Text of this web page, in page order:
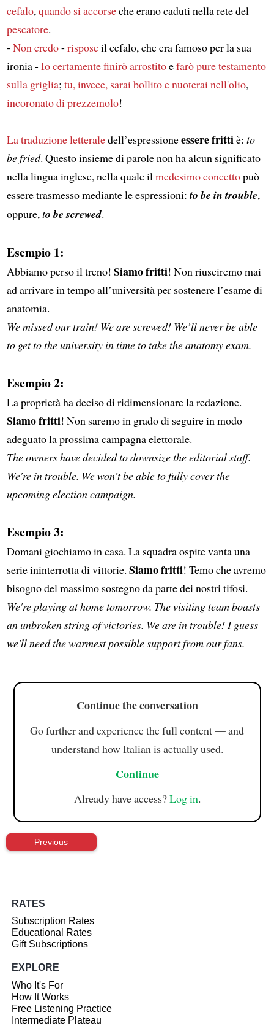
cefalo, quando si accorseche erano caduti nella rete del
pescatore.
- Non credo- risposeil cefalo, che era famoso per la sua
ironia - Io certamente finirò arrostitoefarò pure testamento
sulla griglia; tu, invece, sarai bollitoe nuoterai nell'olio,
incoronato di prezzemolo!
La traduzione letteraledell’espressioneessere frittiè: to
be fried. Questo insieme di parole non ha alcun significato
nella lingua inglese, nella quale il medesimo concettopuò
essere trasmesso mediante le espressioni:to be in trouble,
oppure, to be screwed.
Esempio 1:
Abbiamo perso il treno! Siamo fritti! Non riusciremo mai
ad arrivare in tempo all’università per sostenere l’esame di
anatomia.
We missed our train! We are screwed! We’ll never be able
to get to the university in time to take the anatomy exam.
Esempio 2:
La proprietà ha deciso di ridimensionare la redazione.
Siamo fritti! Non saremo in grado di seguire in modo
adeguato la prossima campagna elettorale.
The owners have decided to downsize the editorial staff.
We're in trouble. We won’t be able to fully cover the
upcoming election campaign.
Esempio 3:
Domani giochiamo in casa. La squadra ospite vanta una
serie ininterrotta di vittorie. Siamo fritti! Temo che avremo
bisogno del massimo sostegno da parte dei nostri tifosi.
We're playing at home tomorrow. The visiting team boasts
an unbroken string of victories. We are in trouble! I guess
we'll need the warmest possible support from our fans.
Continue the conversation
Go further and experience the full content — and
understand how Italian is actually used.
Continue
Already have access?Log in.
Previous
RATES
Subscription Rates
Educational Rates
Gift Subscriptions
EXPLORE
Who It's For
How It Works
Free Listening Practice
Intermediate Plateau